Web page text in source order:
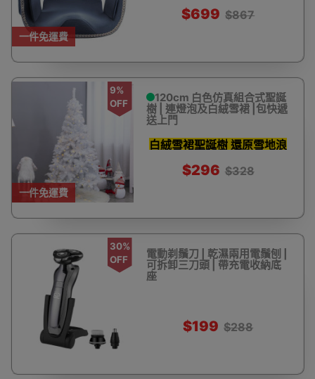
一件免運費
$699 $867
一件免運費
9%
OFF
120cm 白色仿真組合式聖誕
樹 | 連燈泡及白絨雪裙 |包快遞
送上門
白絨雪裙聖誕樹 還原雪地浪
$296 $328
30%
OFF
電動剃鬚刀 | 乾濕兩用電鬚刨 |
可拆卸三刀頭 | 帶充電收納底
座
$199 $288